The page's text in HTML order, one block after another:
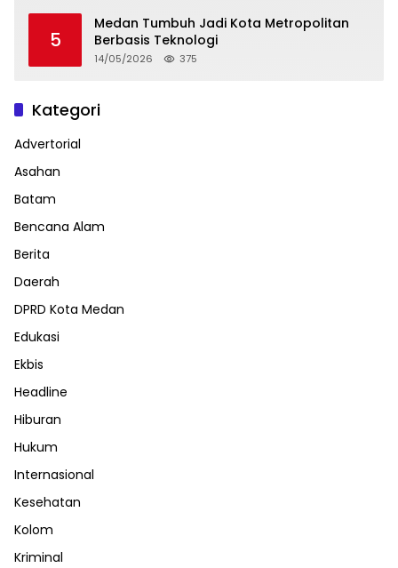
5
Medan Tumbuh Jadi Kota Metropolitan
Berbasis Teknologi
14/05/2026 375
Kategori
Advertorial
Asahan
Batam
Bencana Alam
Berita
Daerah
DPRD Kota Medan
Edukasi
Ekbis
Headline
Hiburan
Hukum
Internasional
Kesehatan
Kolom
Kriminal